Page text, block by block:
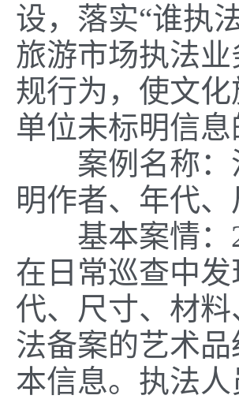
设，落实“谁执
旅游市场执法
规行为，使文
单位未标明信
案例名称：
明作者、年代
基本案情：
在日常巡查中
代、尺寸、材
法备案的艺术
本信息。执法